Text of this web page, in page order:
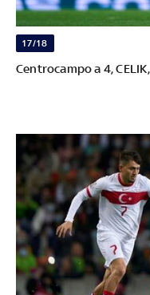
17/18
Centrocampo a 4,